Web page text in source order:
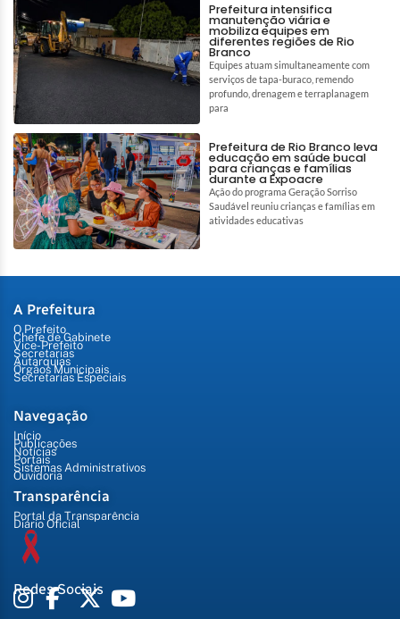
Prefeitura intensifica
manutenção viária e
mobiliza equipes em
diferentes regiões de Rio
Branco
Equipes atuam simultaneamente com
serviços de tapa-buraco, remendo
profundo, drenagem e terraplanagem
para
Prefeitura de Rio Branco leva
educação em saúde bucal
para crianças e famílias
durante a Expoacre
Ação do programa Geração Sorriso
Saudável reuniu crianças e famílias em
atividades educativas
A Prefeitura
O Prefeito
Chefe de Gabinete
Vice-Prefeito
Secretarias
Autarquias
Órgãos Municipais
Secretarias Especiais
Navegação
Início
Publicações
Notícias
Portais
Sistemas Administrativos
Ouvidoria
Transparência
Portal da Transparência
Diário Oficial
Redes Sociais